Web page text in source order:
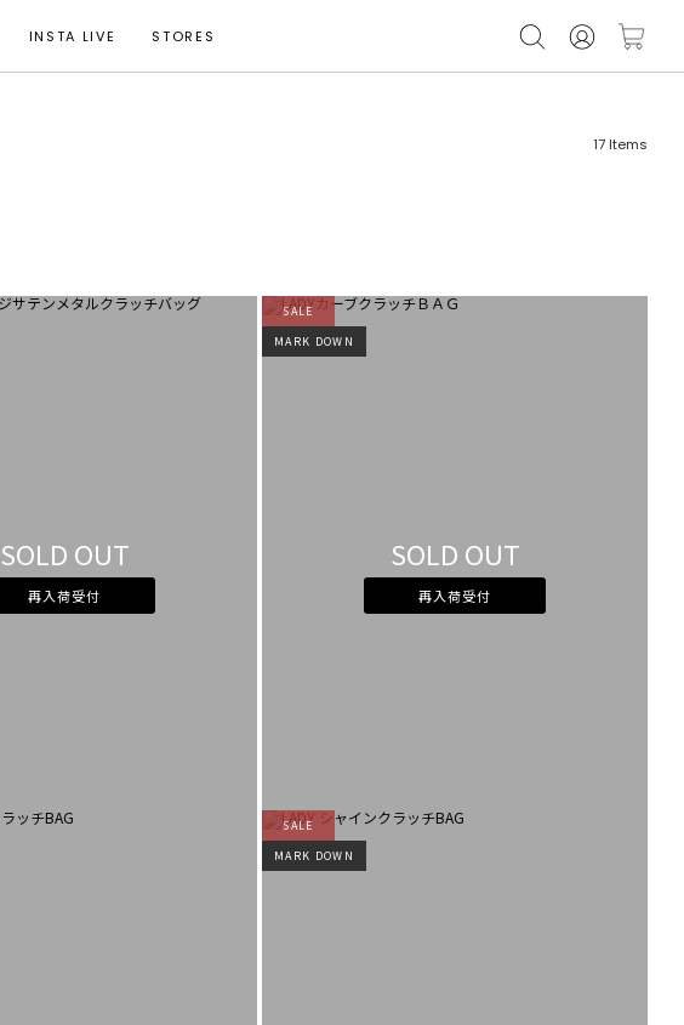
INSTA LIVE STORES
17 Items
フリーワード
この条件で絞り込む
SOLD OUT
再入荷受付
SOLD OUT
再入荷受付
SALE
MARK DOWN
SALE
MARK DOWN